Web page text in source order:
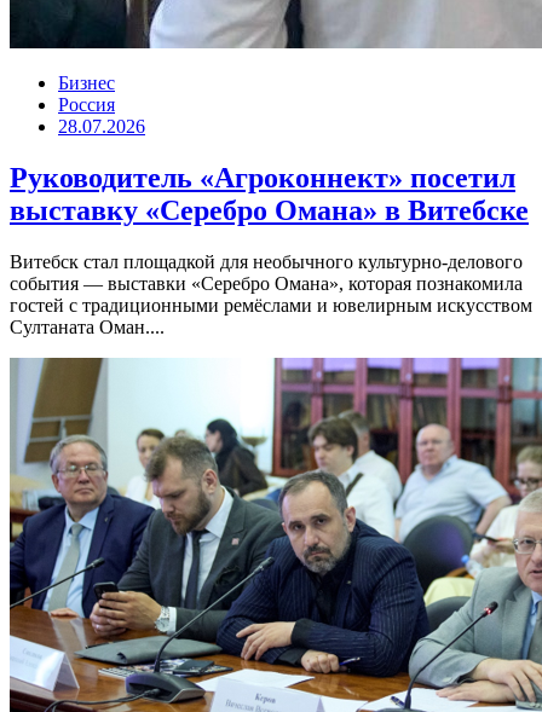
Бизнес
Россия
28.07.2026
Руководитель «Агроконнект» посетил
выставку «Серебро Омана» в Витебске
Витебск стал площадкой для необычного культурно-делового
события — выставки «Серебро Омана», которая познакомила
гостей с традиционными ремёслами и ювелирным искусством
Султаната Оман....